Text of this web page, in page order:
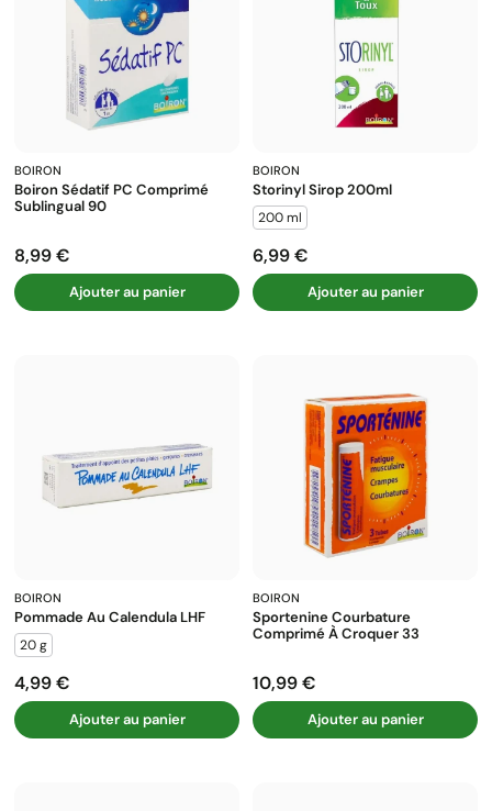
BOIRON
Boiron Sédatif PC Comprimé
Sublingual 90
Prix
8,99 €
Ajouter au panier
BOIRON
Storinyl Sirop 200ml
200 ml
Prix
6,99 €
Ajouter au panier
BOIRON
Pommade Au Calendula LHF
20 g
Prix
4,99 €
Ajouter au panier
BOIRON
Sportenine Courbature
Comprimé À Croquer 33
Prix
10,99 €
Ajouter au panier